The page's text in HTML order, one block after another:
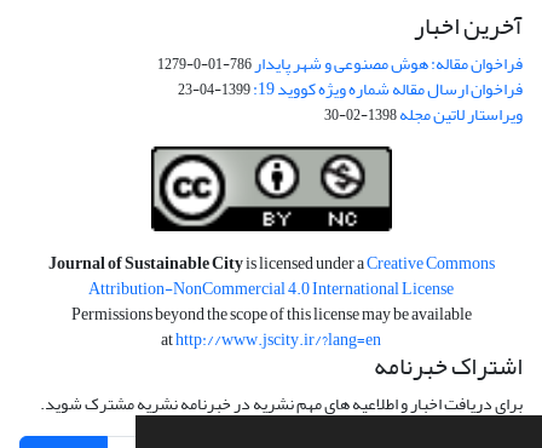
آخرین اخبار
فراخوان مقاله: هوش مصنوعی و شهر پایدار786-01-0-1279
فراخوان ارسال مقاله شماره ویژه کووید 19: 1399-04-23
ویراستار لاتین مجله1398-02-30
Journal of Sustainable Cityis licensed under aCreative Commons
Attribution-NonCommercial 4.0 International License
Permissions beyond the scope of this license may be available
athttp://www.jscity.ir/?lang=en
اشتراک خبرنامه
برای دریافت اخبار و اطلاعیه های مهم نشریه در خبرنامه نشریه مشترک شوید.